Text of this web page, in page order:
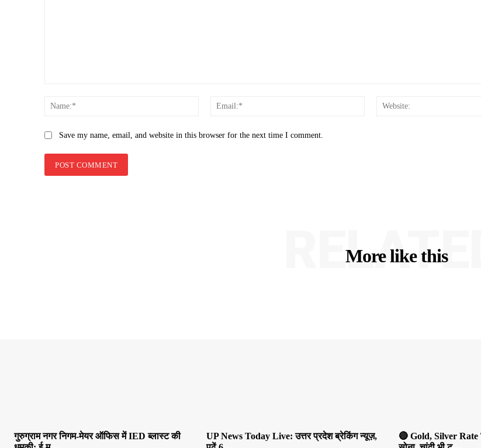
Name:*
Email:*
Save my name, email, and website in this browser for the next time I comment.
More like this
RELATED
गुरुग्राम नगर निगम-मेयर ऑफिस में IED ब्लास्ट की
UP News Today Live: उत्तर प्रदेश ब्रेकिंग न्यूज़,
🔴 Gold, Silver